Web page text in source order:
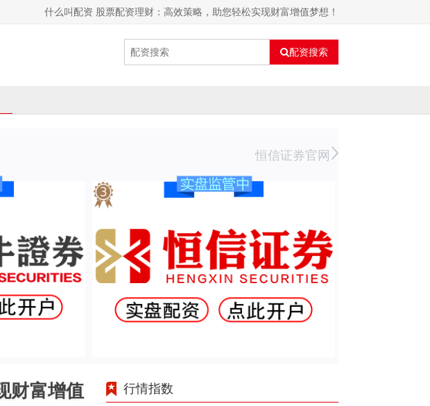
什么叫配资 股票配资理财：高效策略，助您轻松实现财富增值梦想！
配资搜索
恒信证券官网
财富增值
行情指数